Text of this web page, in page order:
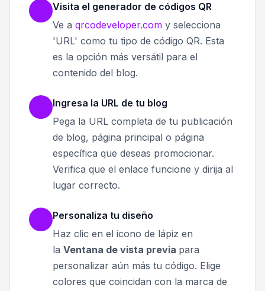
Visita el generador de códigos QR
Ve a qrcodeveloper.com y selecciona
'URL' como tu tipo de código QR. Esta
es la opción más versátil para el
contenido del blog.
Ingresa la URL de tu blog
Pega la URL completa de tu publicación
de blog, página principal o página
específica que deseas promocionar.
Verifica que el enlace funcione y dirija al
lugar correcto.
Personaliza tu diseño
Haz clic en el icono de lápiz en
la Ventana de vista previa para
personalizar aún más tu código. Elige
colores que coincidan con la marca de